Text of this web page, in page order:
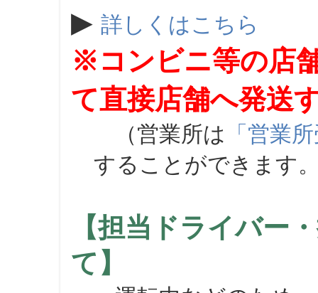
▶ 詳しくはこちら
※コンビニ等の店
て直接店舗へ発送
（営業所は 「営業
することができます
【担当ドライバー
て】